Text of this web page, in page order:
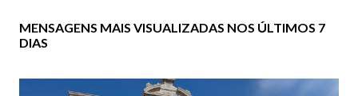
MENSAGENS MAIS VISUALIZADAS NOS ÚLTIMOS 7
DIAS